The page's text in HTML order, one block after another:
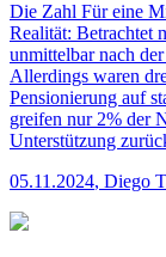
Die Zahl Für eine
Realität: Betrachtet
unmittelbar nach
Allerdings waren
Pensionierung auf
greifen nur 2% der
Unterstützung
05.11.2024, Diego